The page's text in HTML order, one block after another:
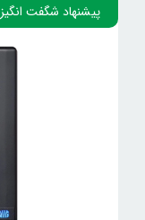
پیشنهاد شگفت انگیز